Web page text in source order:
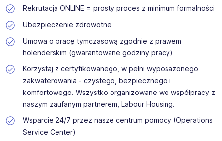
Rekrutacja ONLINE = prosty proces z minimum formalności
Ubezpieczenie zdrowotne
Umowa o pracę tymczasową zgodnie z prawem
holenderskim (gwarantowane godziny pracy)
Korzystaj z certyfikowanego, w pełni wyposażonego
zakwaterowania - czystego, bezpiecznego i
komfortowego. Wszystko organizowane we współpracy z
naszym zaufanym partnerem, Labour Housing.
Wsparcie 24/7 przez nasze centrum pomocy (Operations
Service Center)